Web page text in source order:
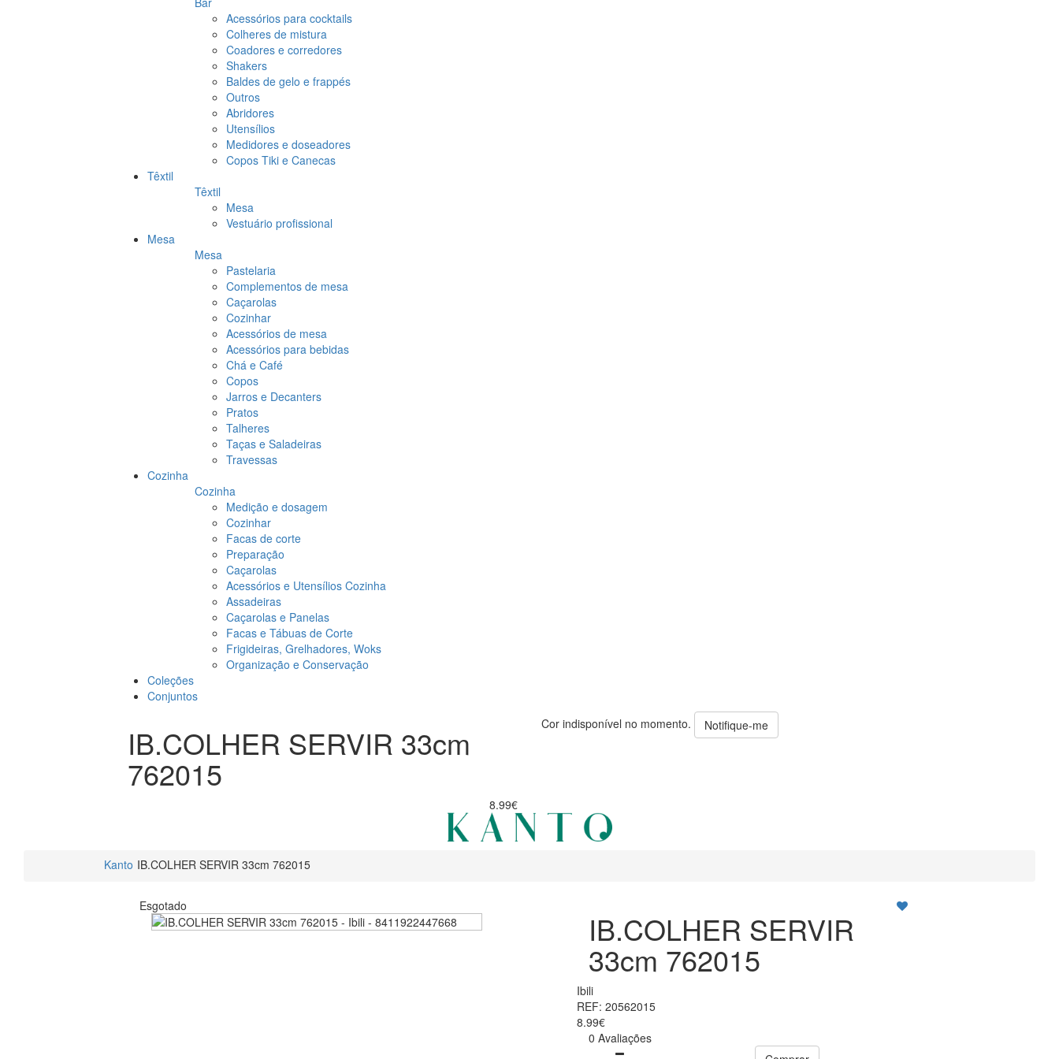
Acessórios para cocktails
Colheres de mistura
Coadores e corredores
Shakers
Baldes de gelo e frappés
Outros
Abridores
Utensílios
Medidores e doseadores
Copos Tiki e Canecas
Têxtil
Têxtil
Mesa
Vestuário profissional
Mesa
Mesa
Pastelaria
Complementos de mesa
Caçarolas
Cozinhar
Acessórios de mesa
Acessórios para bebidas
Chá e Café
Copos
Jarros e Decanters
Pratos
Talheres
Taças e Saladeiras
Travessas
Cozinha
Cozinha
Medição e dosagem
Cozinhar
Facas de corte
Preparação
Caçarolas
Acessórios e Utensílios Cozinha
Assadeiras
Caçarolas e Panelas
Facas e Tábuas de Corte
Frigideiras, Grelhadores, Woks
Organização e Conservação
Coleções
Conjuntos
IB.COLHER SERVIR 33cm
762015
8.99€
Cor indisponível no momento. Notifique-me
Kanto IB.COLHER SERVIR 33cm 762015
Esgotado
IB.COLHER SERVIR
33cm 762015
Ibili
REF: 20562015
8.99€
0 Avaliações